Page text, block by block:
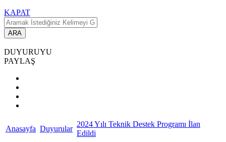
KAPAT
ARA
DUYURUYU
PAYLAŞ
Anasayfa Duyurular
2024 Yılı Teknik Destek Programı İlan
Edildi